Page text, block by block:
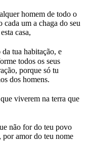
homem de todo o
cada um a chaga do seu
casa,
tua habitação, e
todos os seus
porque só tu
dos homens.
viverem na terra que
não for do teu povo
por amor do teu nome